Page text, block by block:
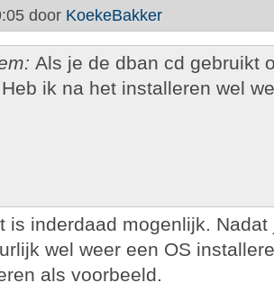
door KoekeBakker
Als je de dban cd gebruikt
ik na het installeren wel
is inderdaad mogenlijk.
wel weer een OS
als voorbeeld.